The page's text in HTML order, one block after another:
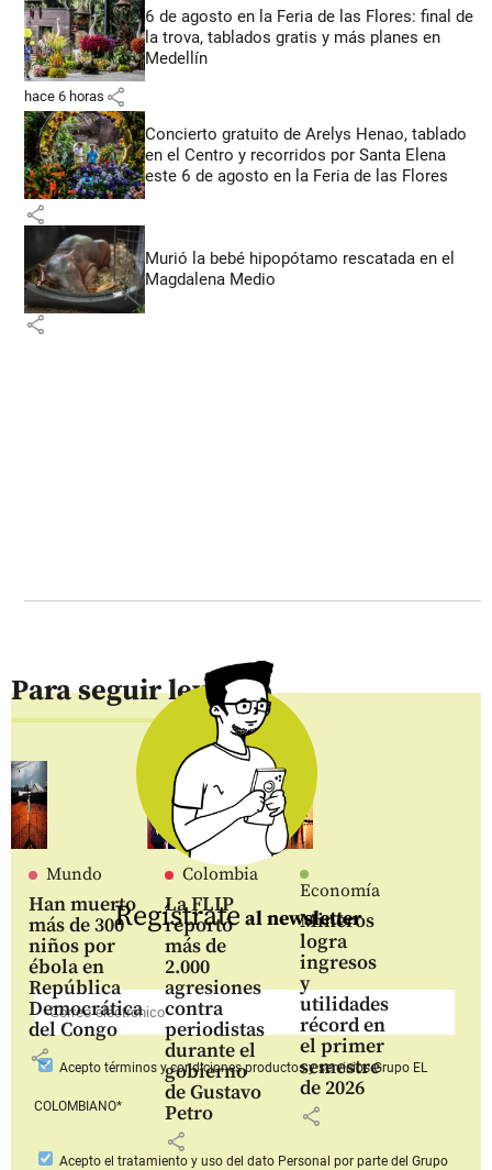
6 de agosto en la Feria de las Flores: final de
la trova, tablados gratis y más planes en
Medellín
hace 6 horas share
Concierto gratuito de Arelys Henao, tablado
en el Centro y recorridos por Santa Elena
este 6 de agosto en la Feria de las Flores
share
Murió la bebé hipopótamo rescatada en el
Magdalena Medio
share
Para seguir leyendo
Mundo
Han muerto
más de 300
niños por
ébola en
República
Democrática
del Congo
share
Colombia
La FLIP
reportó
más de
2.000
agresiones
contra
periodistas
durante el
gobierno
de Gustavo
Petro
share
Economía
Mineros
logra
ingresos
y
utilidades
récord en
el primer
semestre
de 2026
share
Regístrate al newsletter
Aceptotérminos y condiciones productos y serviciosGrupo EL
COLOMBIANO*
Acepto el tratamiento y uso del dato Personal por parte del Grupo